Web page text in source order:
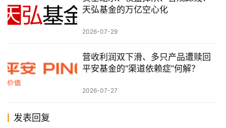
天弘基金的万亿空心化
2026-07-29
营收利润双下滑、多只产品遭赎回
平安基金的“渠道依赖症”何解？
2026-07-27
发表回复